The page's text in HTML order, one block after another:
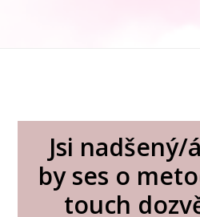
Jsi nadšený/
by ses o
touch